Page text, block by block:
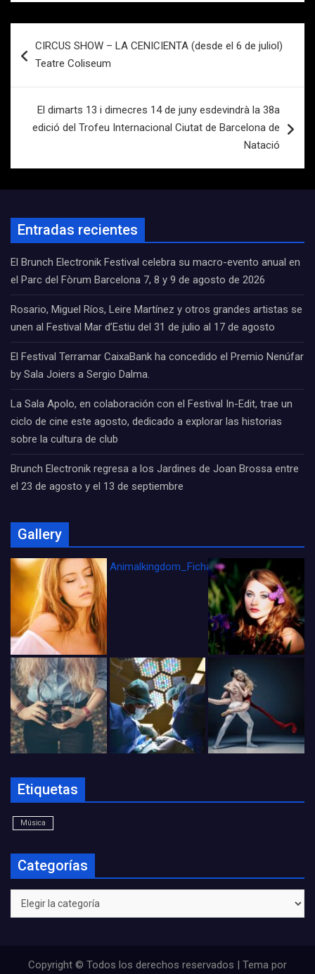
de
CIRCUS SHOW – LA CENICIENTA (desde el 6 de juliol)
Teatre Coliseum
El dimarts 13 i dimecres 14 de juny esdevindrà la 38a
edició del Trofeu Internacional Ciutat de Barcelona de
Natació
Entradas recientes
El Brunch Electronik Festival celebra su macro-evento anual en
el Parc del Fòrum Barcelona 7, 8 y 9 de agosto de 2026
Rosario, Miguel Ríos, Leire Martínez y otros grandes artistas se
unen al Festival Mar d’Estiu del 31 de julio al 17 de agosto
El Festival Terramar CaixaBank ha concedido el Premio Nenúfar
by Sala Joiers a Sergio Dalma.
La Sala Apolo, en colaboración con el Festival In-Edit, trae un
ciclo de cine este agosto, dedicado a explorar las historias
sobre la cultura de club
Brunch Electronik regresa a los Jardines de Joan Brossa entre
el 23 de agosto y el 13 de septiembre
Gallery
Animalkingdom_FichaCine
Etiquetas
Música
Categorías
Categorías
Copyright © Todos los derechos reservados | Tema por